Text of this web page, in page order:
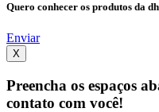
Quero conhecer os produtos da
Enviar
X
Preencha os espaços
contato com você!